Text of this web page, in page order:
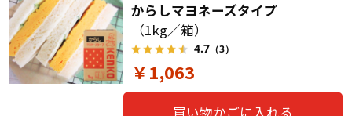
からしマヨネーズタイプ
（1kg／箱）
4.7（3）
￥1,063